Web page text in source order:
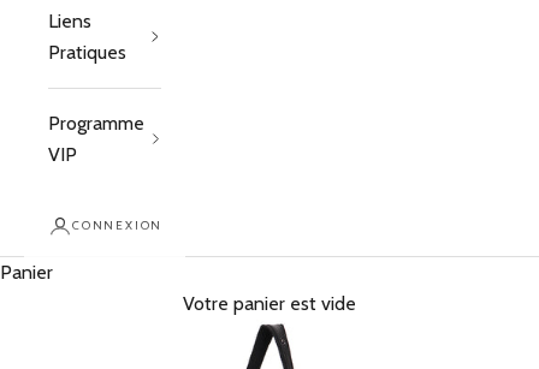
Liens
Pratiques
Programme
VIP
CONNEXION
Panier
Votre panier est vide